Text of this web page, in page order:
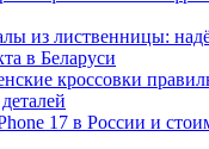
из лиственницы:
в Беларуси
кроссовки
17 в России и